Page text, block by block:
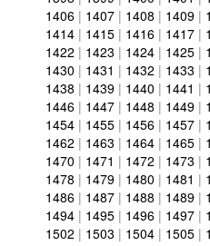
1406 | 1407 | 1408 | 1409 |
1414 | 1415 | 1416 | 1417 |
1422 | 1423 | 1424 | 1425 |
1430 | 1431 | 1432 | 1433 |
1438 | 1439 | 1440 | 1441 |
1446 | 1447 | 1448 | 1449 |
1454 | 1455 | 1456 | 1457 |
1462 | 1463 | 1464 | 1465 |
1470 | 1471 | 1472 | 1473 |
1478 | 1479 | 1480 | 1481 |
1486 | 1487 | 1488 | 1489 |
1494 | 1495 | 1496 | 1497 |
1502 | 1503 | 1504 | 1505 |